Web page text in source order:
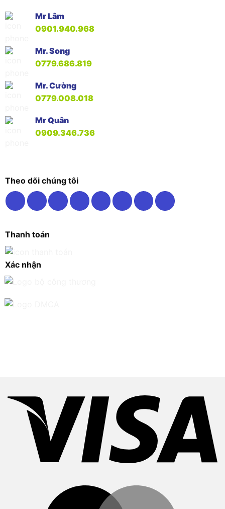
Mr Lâm
0901.940.968
Mr. Song
0779.686.819
Mr. Cường
0779.008.018
Mr Quân
0909.346.736
Theo dõi chúng tôi
Thanh toán
Xác nhận